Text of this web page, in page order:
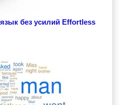
без усилий Effortless